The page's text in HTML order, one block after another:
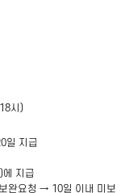
시)
일 지급
에 지급
완요청 → 10일 이내 미보